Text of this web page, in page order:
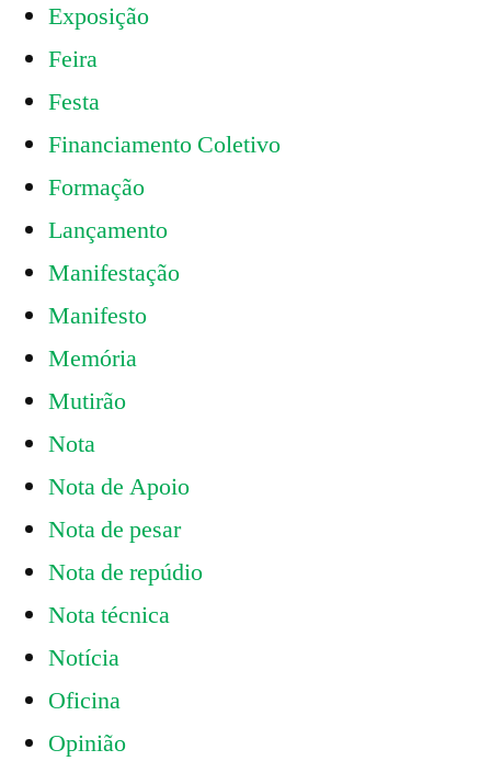
Exposição
Feira
Festa
Financiamento Coletivo
Formação
Lançamento
Manifestação
Manifesto
Memória
Mutirão
Nota
Nota de Apoio
Nota de pesar
Nota de repúdio
Nota técnica
Notícia
Oficina
Opinião